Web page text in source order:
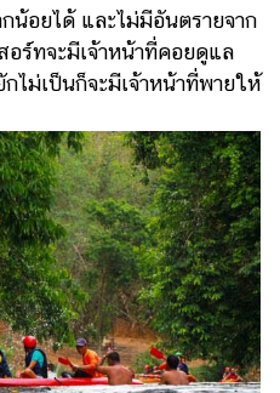
น้อยได้ และไม่มีอันตรายจาก
อร์ทจะมีเจ้าหน้าที่คอยดูแล
ไม่เป็นก็จะมีเจ้าหน้าที่พายให้